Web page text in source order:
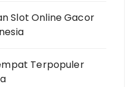
Slot Online Gacor
Terpopuler